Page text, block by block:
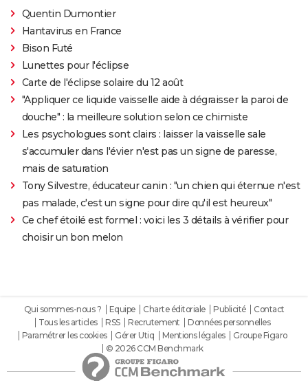
Quentin Dumontier
Hantavirus en France
Bison Futé
Lunettes pour l'éclipse
Carte de l'éclipse solaire du 12 août
"Appliquer ce liquide vaisselle aide à dégraisser la paroi de
douche" : la meilleure solution selon ce chimiste
Les psychologues sont clairs : laisser la vaisselle sale
s'accumuler dans l'évier n'est pas un signe de paresse,
mais de saturation
Tony Silvestre, éducateur canin : "un chien qui éternue n'est
pas malade, c'est un signe pour dire qu'il est heureux"
Ce chef étoilé est formel : voici les 3 détails à vérifier pour
choisir un bon melon
Qui sommes-nous ? Equipe Charte éditoriale Publicité
Contact
Tous les articles
RSS Recrutement
Données personnelles
Paramétrer les cookies
Gérer Utiq Mentions légales
Groupe Figaro
© 2026 CCM Benchmark